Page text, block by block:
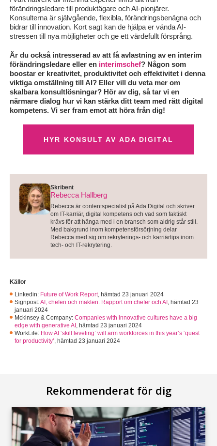
förändringsledare till produktägare och AI-pionjärer.
Konsulterna är självgående, flexibla, förändringsbenägna och
bidrar till innovation. Kort sagt kan de hjälpa er vända AI-
stressen till nya möjligheter och ge ett värdefullt försprång.
Är du också intresserad av att få avlastning av en interim
förändringsledare eller en interimschef? Någon som
boostar er kreativitet, produktivitet och effektivitet i denna
viktiga omställning till AI? Eller vill du veta mer om
skalbara konsultlösningar? Hör av dig, så tar vi en
närmare dialog hur vi kan stärka ditt team med rätt digital
kompetens. Vi ser fram emot att höra från dig!
HYR KONSULT AV ADA DIGITAL
Skribent
Rebecca Hallberg
Rebecca är contentspecialist på Ada Digital och skriver
om IT-karriär, digital kompetens och vad som faktiskt
krävs för att hänga med i en bransch som aldrig står still.
Med bakgrund inom kompetensförsörjning delar
Rebecca med sig om rekryterings- och karriärtips inom
tech- och IT-rekrytering.
Källor
Linkedin: Future of Work Report, hämtad 23 januari 2024
Signpost:AI, chefen och makten: Rapport om chefer och AI , hämtad 23
januari 2024
Mckinsey & Company: Companies with innovative cultures have a big
edge with generative AI , hämtad 23 januari 2024
WorkLife: How AI ‘skill leveling’ will arm workforces in this year’s ‘quest
for productivity’, hämtad 23 januari 2024
Rekommenderat för dig